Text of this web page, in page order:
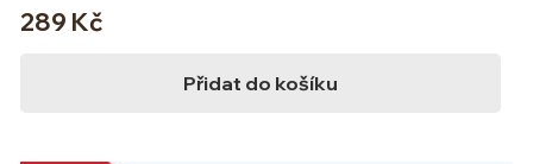
289 Kč
Přidat do košíku